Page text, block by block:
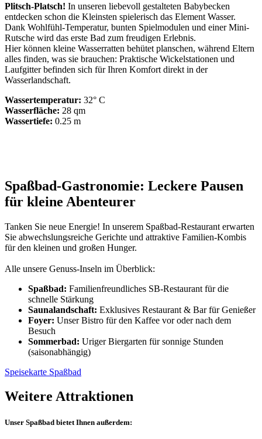
Plitsch-Platsch! In unseren liebevoll gestalteten Babybecken
entdecken schon die Kleinsten spielerisch das Element Wasser.
Dank Wohlfühl-Temperatur, bunten Spielmodulen und einer Mini-
Rutsche wird das erste Bad zum freudigen Erlebnis.
Hier können kleine Wasserratten behütet planschen, während Eltern
alles finden, was sie brauchen: Praktische Wickelstationen und
Laufgitter befinden sich für Ihren Komfort direkt in der
Wasserlandschaft.
Wassertemperatur: 32° C
Wasserfläche: 28 qm
Wassertiefe: 0.25 m
Spaßbad-Gastronomie: Leckere Pausen
für kleine Abenteurer
Tanken Sie neue Energie! In unserem Spaßbad-Restaurant erwarten
Sie abwechslungsreiche Gerichte und attraktive Familien-Kombis
für den kleinen und großen Hunger.
Alle unsere Genuss-Inseln im Überblick:
Spaßbad: Familienfreundliches SB-Restaurant für die
schnelle Stärkung
Saunalandschaft: Exklusives Restaurant & Bar für Genießer
Foyer: Unser Bistro für den Kaffee vor oder nach dem
Besuch
Sommerbad: Uriger Biergarten für sonnige Stunden
(saisonabhängig)
Speisekarte Spaßbad
Weitere Attraktionen
Unser Spaßbad bietet Ihnen außerdem: